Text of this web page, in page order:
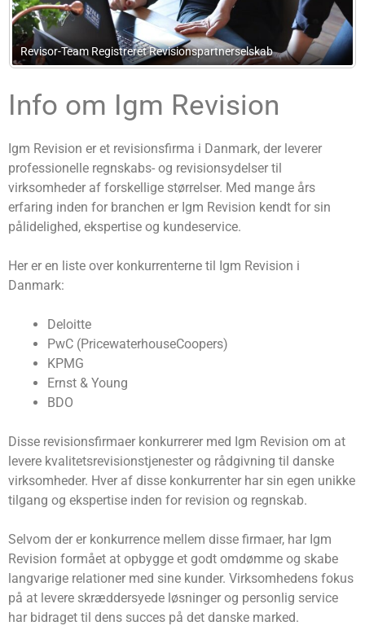
Revisor-Team Registreret Revisionspartnerselskab
Info om Igm Revision
Igm Revision er et revisionsfirma i Danmark, der leverer
professionelle regnskabs- og revisionsydelser til
virksomheder af forskellige størrelser. Med mange års
erfaring inden for branchen er Igm Revision kendt for sin
pålidelighed, ekspertise og kundeservice.
Her er en liste over konkurrenterne til Igm Revision i
Danmark:
Deloitte
PwC (PricewaterhouseCoopers)
KPMG
Ernst & Young
BDO
Disse revisionsfirmaer konkurrerer med Igm Revision om at
levere kvalitetsrevisionstjenester og rådgivning til danske
virksomheder. Hver af disse konkurrenter har sin egen unikke
tilgang og ekspertise inden for revision og regnskab.
Selvom der er konkurrence mellem disse firmaer, har Igm
Revision formået at opbygge et godt omdømme og skabe
langvarige relationer med sine kunder. Virksomhedens fokus
på at levere skræddersyede løsninger og personlig service
har bidraget til dens succes på det danske marked.